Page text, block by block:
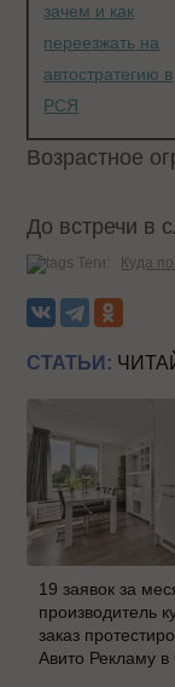
зачем и как
переезжать на
автостратегию в
РСЯ
Возрастное
До встречи в
Теги: Куда
СТАТЬИ:
19 заявок за
производитель
заказ
Авито Рекламу